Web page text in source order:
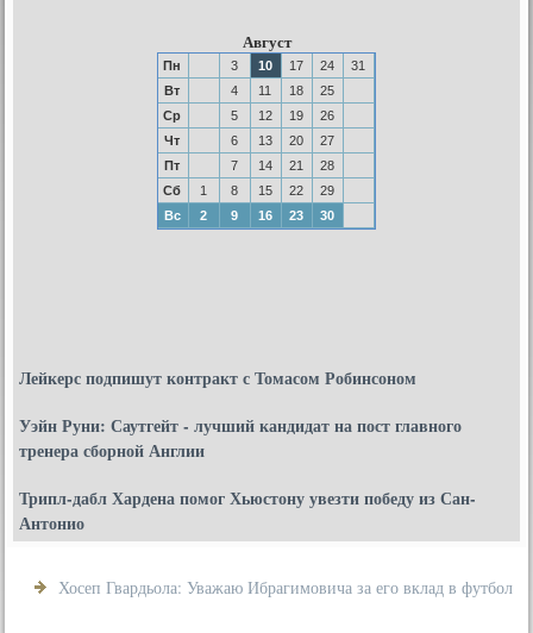
Август
Пн 3 10 17 24
31
Вт
4 11 18
25
Ср
5 12 19
26
Чт
6 13 20
27
Пт
7 14 21
28
Сб
1 8 15 22
29
Вс
2 9 16 23 30
Лейкерс подпишут контракт с Томасом Робинсоном
Уэйн Руни: Саутгейт - лучший кандидат на пост главного
тренера сборной Англии
Трипл-дабл Хардена помог Хьюстону увезти победу из Сан-
Антонио
Хосеп Гвардьола: Уважаю Ибрагимовича за его вклад в футбол